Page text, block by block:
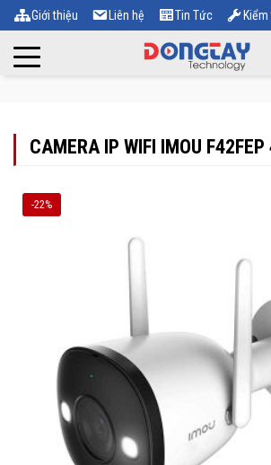
Giới thiệu Liên hệ Tin Tức
CAMERA IP WIFI IMOU F42FEP
-22%